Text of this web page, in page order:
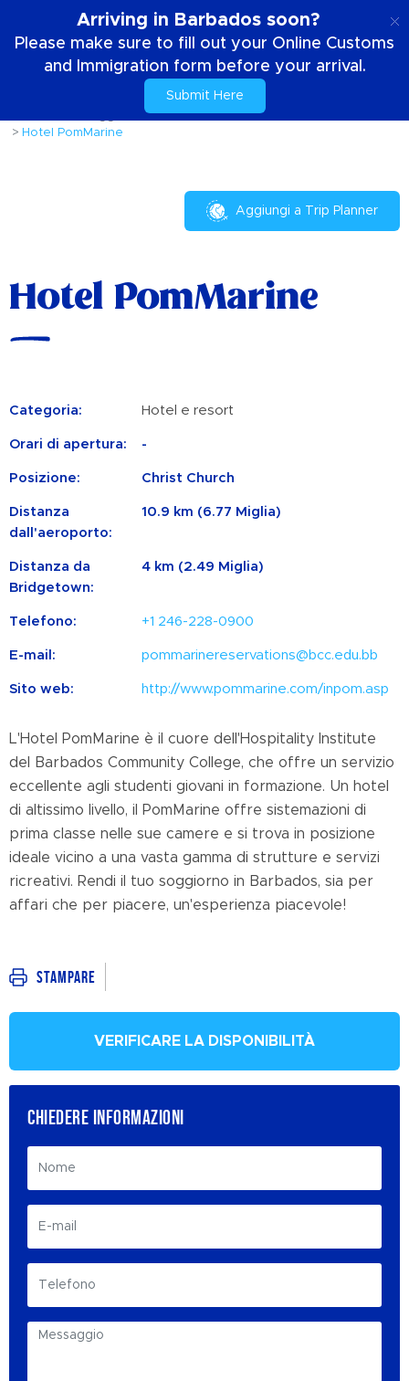
Arriving in Barbados soon?
Please make sure to fill out your Online Customs
and Immigration form before your arrival.
Submit Here
Dove stare
Hotel e resort
Hotel PomMarine
Aggiungi a Trip Planner
Hotel PomMarine
Categoria: Hotel e resort
Orari di apertura: -
Posizione: Christ Church
Distanza
dall'aeroporto:
10.9 km (6.77 Miglia)
Distanza da
Bridgetown:
4 km (2.49 Miglia)
Telefono: +1 246-228-0900
E-mail: pommarinereservations@bcc.edu.bb
Sito web: http://www.pommarine.com/inpom.asp
L'Hotel PomMarine è il cuore dell'Hospitality Institute
del Barbados Community College, che offre un servizio
eccellente agli studenti giovani in formazione. Un hotel
di altissimo livello, il PomMarine offre sistemazioni di
prima classe nelle sue camere e si trova in posizione
ideale vicino a una vasta gamma di strutture e servizi
ricreativi. Rendi il tuo soggiorno in Barbados, sia per
affari che per piacere, un'esperienza piacevole!
Stampare
VERIFICARE LA DISPONIBILITÀ
CHIEDERE INFORMAZIONI